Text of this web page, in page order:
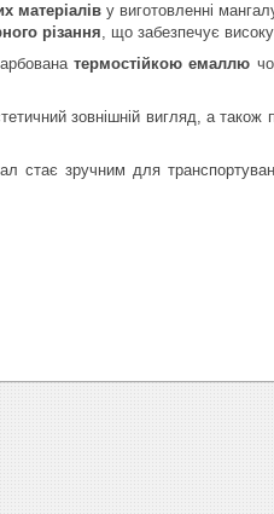
матеріалів у виготовленні
різання, що забезпечує високу
термостійкою емаллю
зовнішній вигляд, а також
стає зручним для